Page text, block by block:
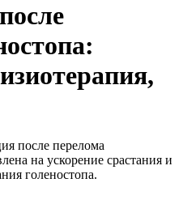
после перелома
на ускорение срастания и
голеностопа.